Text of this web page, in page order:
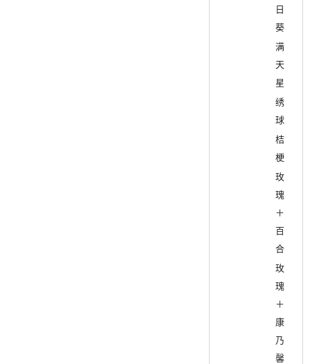
日
葵
满
天
星
绣
球
桔
梗
玫
瑰
＋
百
合
玫
瑰
＋
康
乃
馨